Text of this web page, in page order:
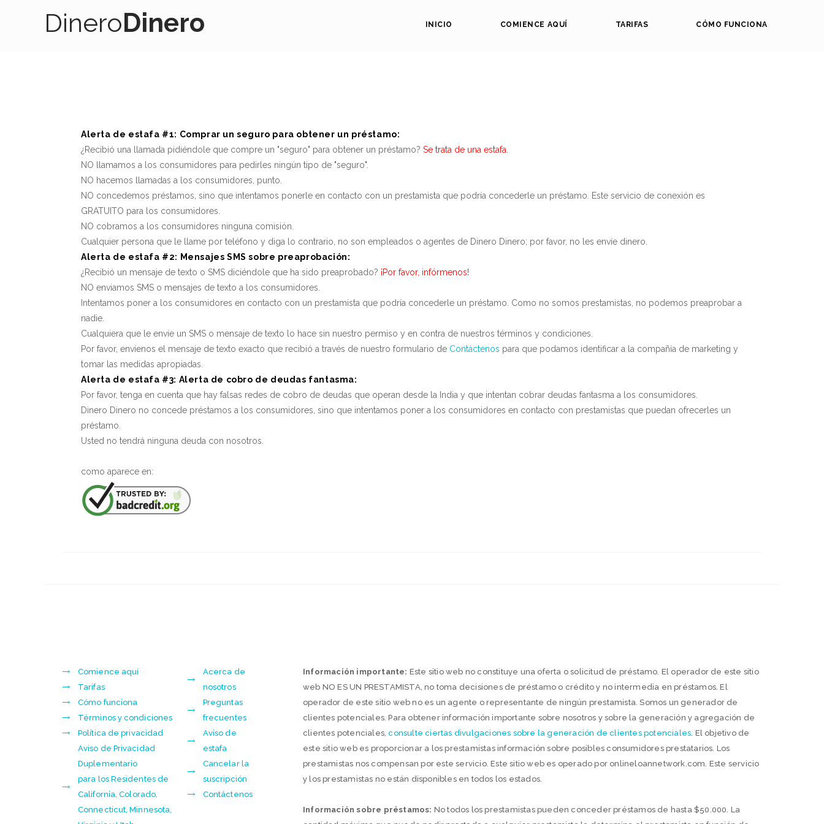
DineroDinero INICIO COMIENCE AQUÍ TARIFAS CÓMO FUNCIONA
Alerta de estafa #1: Comprar un seguro para obtener un préstamo:
¿Recibió una llamada pidiéndole que compre un "seguro" para obtener un préstamo? Se trata de una estafa.
NO llamamos a los consumidores para pedirles ningún tipo de "seguro".
NO hacemos llamadas a los consumidores, punto.
NO concedemos préstamos, sino que intentamos ponerle en contacto con un prestamista que podría concederle un préstamo. Este servicio de conexión es
GRATUITO para los consumidores.
NO cobramos a los consumidores ninguna comisión.
Cualquier persona que le llame por teléfono y diga lo contrario, no son empleados o agentes de Dinero Dinero; por favor, no les envíe dinero.
Alerta de estafa #2: Mensajes SMS sobre preaprobación:
¿Recibió un mensaje de texto o SMS diciéndole que ha sido preaprobado? ¡Por favor, infórmenos!
NO enviamos SMS o mensajes de texto a los consumidores.
Intentamos poner a los consumidores en contacto con un prestamista que podría concederle un préstamo. Como no somos prestamistas, no podemos preaprobar a
nadie.
Cualquiera que le envíe un SMS o mensaje de texto lo hace sin nuestro permiso y en contra de nuestros términos y condiciones.
Por favor, envíenos el mensaje de texto exacto que recibió a través de nuestro formulario de Contáctenos para que podamos identificar a la compañía de marketing y
tomar las medidas apropiadas.
Alerta de estafa #3: Alerta de cobro de deudas fantasma:
Por favor, tenga en cuenta que hay falsas redes de cobro de deudas que operan desde la India y que intentan cobrar deudas fantasma a los consumidores.
Dinero Dinero no concede préstamos a los consumidores, sino que intentamos poner a los consumidores en contacto con prestamistas que puedan ofrecerles un
préstamo.
Usted no tendrá ninguna deuda con nosotros.
como aparece en:
Comience aquí
Tarifas
Cómo funciona
Términos y condiciones
Política de privacidad
Aviso de Privacidad
Duplementario
para los Residentes de
California, Colorado,
Connecticut, Minnesota,
Acerca de
nosotros
Preguntas
frecuentes
Aviso de
estafa
Cancelar la
suscripción
Contáctenos
Información importante: Este sitio web no constituye una oferta o solicitud de préstamo. El operador de este sitio
web NO ES UN PRESTAMISTA, no toma decisiones de préstamo o crédito y no intermedia en préstamos. El
operador de este sitio web no es un agente o representante de ningún prestamista. Somos un generador de
clientes potenciales. Para obtener información importante sobre nosotros y sobre la generación y agregación de
clientes potenciales,consulte ciertas divulgaciones sobre la generación de clientes potenciales. El objetivo de
este sitio web es proporcionar a los prestamistas información sobre posibles consumidores prestatarios. Los
prestamistas nos compensan por este servicio. Este sitio web es operado por onlineloannetwork.com. Este servicio
y los prestamistas no están disponibles en todos los estados.
Información sobre préstamos: No todos los prestamistas pueden conceder préstamos de hasta $50.000. La